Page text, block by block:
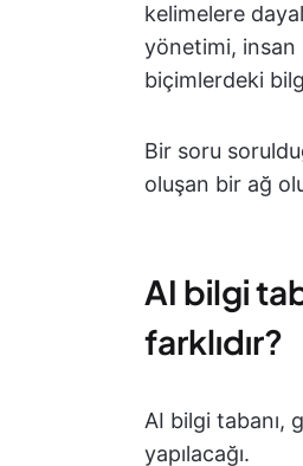
kelimelere
yönetimi, insan
biçimlerdeki
Bir soru
oluşan bir ağ
AI bilgi
farklıdır?
AI bilgi tabanı,
yapılacağı.